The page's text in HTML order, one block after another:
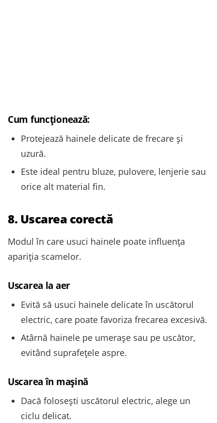
Cum funcționează:
Protejează hainele delicate de frecare și
uzură.
Este ideal pentru bluze, pulovere, lenjerie sau
orice alt material fin.
8. Uscarea corectă
Modul în care usuci hainele poate influența
apariția scamelor.
Uscarea la aer
Evită să usuci hainele delicate în uscătorul
electric, care poate favoriza frecarea excesivă.
Atârnă hainele pe umerașe sau pe uscător,
evitând suprafețele aspre.
Uscarea în mașină
Dacă folosești uscătorul electric, alege un
ciclu delicat.